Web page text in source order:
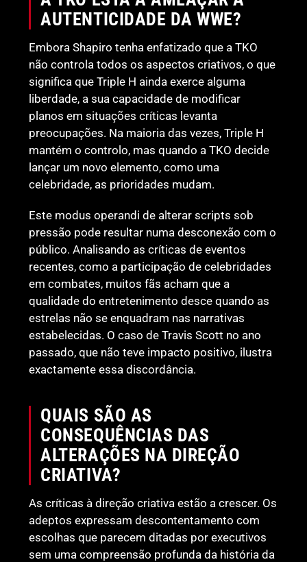
AUTENTICIDADE DA WWE?
Embora Shapiro tenha enfatizado que a TKO
não controla todos os aspectos criativos, o que
significa que Triple H ainda exerce alguma
liberdade, a sua capacidade de modificar
planos em situações críticas levanta
preocupações. Na maioria das vezes, Triple H
mantém o controlo, mas quando a TKO decide
lançar um novo elemento, como uma
celebridade, as prioridades mudam.
Este modus operandi de alterar scripts sob
pressão pode resultar numa desconexão com o
público. Analisando as críticas de eventos
recentes, como a participação de celebridades
em combates, muitos fãs acham que a
qualidade do entretenimento desce quando as
estrelas não se enquadram nas narrativas
estabelecidas. O caso de Travis Scott no ano
passado, que não teve impacto positivo, ilustra
exactamente essa discordância.
QUAIS SÃO AS
CONSEQUÊNCIAS DAS
ALTERAÇÕES NA DIREÇÃO
CRIATIVA?
As críticas à direção criativa estão a crescer. Os
adeptos expressam descontentamento com
escolhas que parecem ditadas por executivos
sem uma compreensão profunda da história da